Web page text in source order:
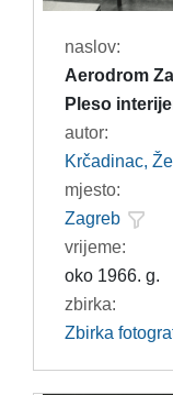
naslov:
Aerodrom
Pleso
autor:
Krčadinac,
mjesto:
Zagreb
vrijeme:
oko 1966. g.
zbirka:
Zbirka